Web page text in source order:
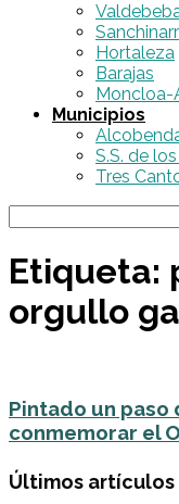
Hortaleza
Barajas
Moncloa-
Municipios
S.S. de
Tres
Etiqueta:
orgullo
Pintado un
conmemorar el
Últimos artículos